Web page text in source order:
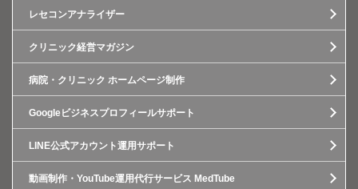
レセコンアナライザー
クリニック経営マガジン
病院・クリニック ホームページ制作
Googleビジネスプロフィールサポート
LINE公式アカウント運用サポート
動画制作・YouTube運用代行サービス MedTube